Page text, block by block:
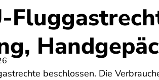
beschlossen. Die